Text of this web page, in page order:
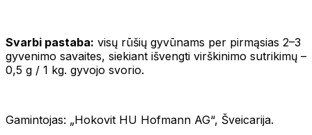
Svarbi pastaba: visų rūšių gyvūnams per pirmąsias 2–3
gyvenimo savaites, siekiant išvengti virškinimo sutrikimų –
0,5 g / 1 kg. gyvojo svorio.
Gamintojas: „Hokovit HU Hofmann AG“, Šveicarija.